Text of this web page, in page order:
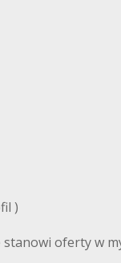
)
oferty w